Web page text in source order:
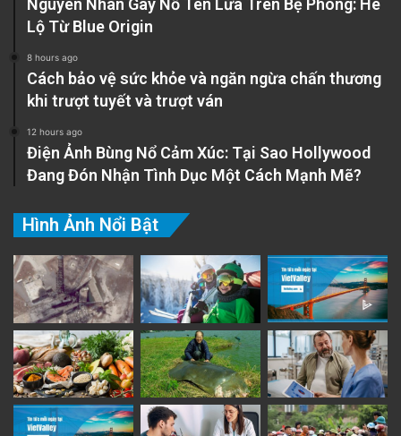
Nguyên Nhân Gây Nổ Tên Lửa Trên Bệ Phóng: Hé
Lộ Từ Blue Origin
8 hours ago
Cách bảo vệ sức khỏe và ngăn ngừa chấn thương
khi trượt tuyết và trượt ván
12 hours ago
Điện Ảnh Bùng Nổ Cảm Xúc: Tại Sao Hollywood
Đang Đón Nhận Tình Dục Một Cách Mạnh Mẽ?
Hình Ảnh Nổi Bật